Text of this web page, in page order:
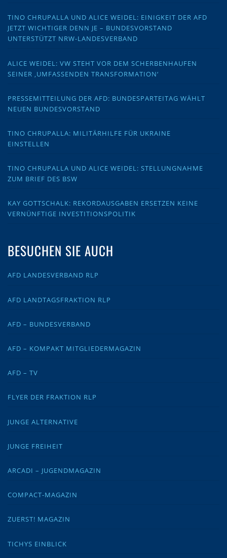
TINO CHRUPALLA UND ALICE WEIDEL: EINIGKEIT DER AFD
JETZT WICHTIGER DENN JE – BUNDESVORSTAND
UNTERSTÜTZT NRW-LANDESVERBAND
ALICE WEIDEL: VW STEHT VOR DEM SCHERBENHAUFEN
SEINER ‚UMFASSENDEN TRANSFORMATION‘
PRESSEMITTEILUNG DER AFD: BUNDESPARTEITAG WÄHLT
NEUEN BUNDESVORSTAND
TINO CHRUPALLA: MILITÄRHILFE FÜR UKRAINE
EINSTELLEN
TINO CHRUPALLA UND ALICE WEIDEL: STELLUNGNAHME
ZUM BRIEF DES BSW
KAY GOTTSCHALK: REKORDAUSGABEN ERSETZEN KEINE
VERNÜNFTIGE INVESTITIONSPOLITIK
BESUCHEN SIE AUCH
AFD LANDESVERBAND RLP
AFD LANDTAGSFRAKTION RLP
AFD – BUNDESVERBAND
AFD – KOMPAKT MITGLIEDERMAGAZIN
AFD – TV
FLYER DER FRAKTION RLP
JUNGE ALTERNATIVE
JUNGE FREIHEIT
ARCADI – JUGENDMAGAZIN
COMPACT-MAGAZIN
ZUERST! MAGAZIN
TICHYS EINBLICK